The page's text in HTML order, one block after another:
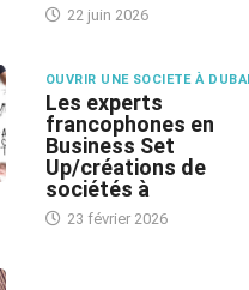
22 juin 2026
OUVRIR UNE SOCIETE À DUBAI
Les experts
francophones en
Business Set
Up/créations de
sociétés à
23 février 2026